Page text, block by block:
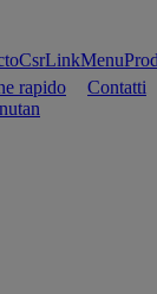
rapido Contatti